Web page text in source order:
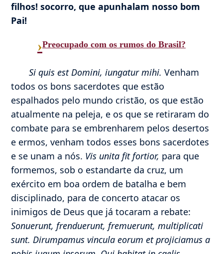
filhos! socorro, que apunhalam nosso bom
Pai!
›Preocupado com os rumos do Brasil?
Si quis est Domini, iungatur mihi. Venham
todos os bons sacerdotes que estão
espalhados pelo mundo cristão, os que estão
atualmente na peleja, e os que se retiraram do
combate para se embrenharem pelos desertos
e ermos, venham todos esses bons sacerdotes
e se unam a nós. Vis unita fit fortior, para que
formemos, sob o estandarte da cruz, um
exército em boa ordem de batalha e bem
disciplinado, para de concerto atacar os
inimigos de Deus que já tocaram a rebate:
Sonuerunt, frenduerunt, fremuerunt, multiplicati
sunt. Dirumpamus vincula eorum et projiciamus a